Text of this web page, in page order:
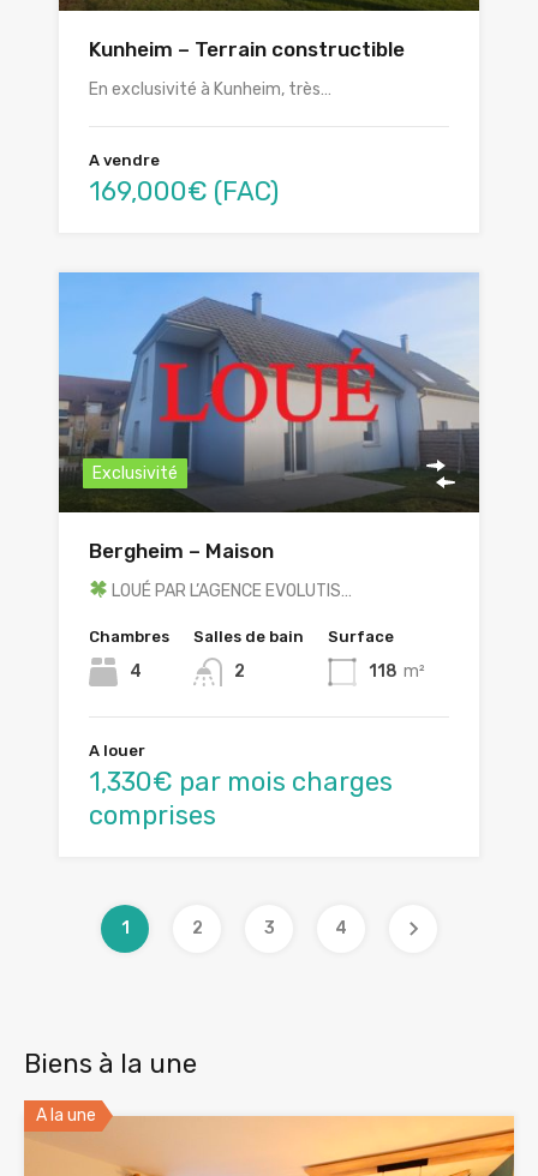
Kunheim – Terrain constructible
En exclusivité à Kunheim, très…
A vendre
169,000€ (FAC)
Exclusivité
Bergheim – Maison
LOUÉ PAR L’AGENCE EVOLUTIS…
Chambres
4
Salles de bain
2
Surface
118 m²
A louer
1,330€ par mois charges
comprises
1 2 3 4
Biens à la une
A la une